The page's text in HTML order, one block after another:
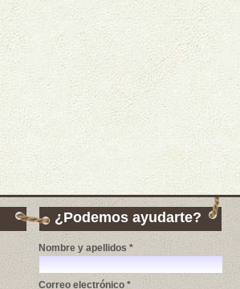
¿Podemos ayudarte?
Nombre y apellidos *
Correo electrónico *